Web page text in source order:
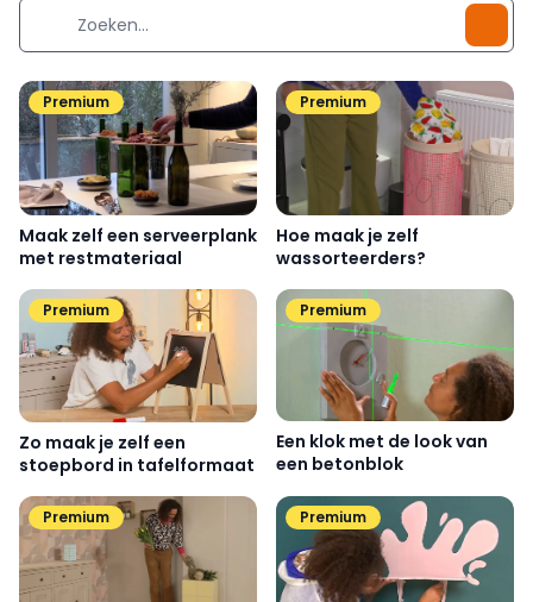
Premium
Maak zelf een serveerplank
met restmateriaal
Premium
Hoe maak je zelf
wassorteerders?
Premium
Zo maak je zelf een
stoepbord in tafelformaat
Premium
Een klok met de look van
een betonblok
Premium Premium